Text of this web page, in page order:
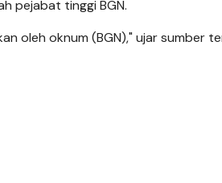
pejabat tinggi BGN.
oleh oknum (BGN)," ujar sumber